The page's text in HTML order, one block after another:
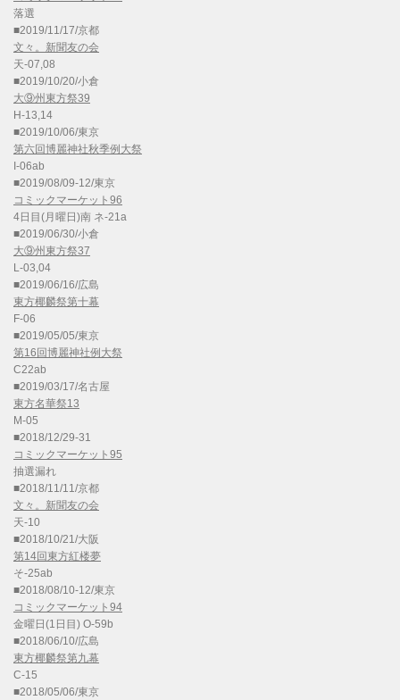
落選
■2019/11/17/京都
文々。新聞友の会
天-07,08
■2019/10/20/小倉
大⑨州東方祭39
H-13,14
■2019/10/06/東京
第六回博麗神社秋季例大祭
I-06ab
■2019/08/09-12/東京
コミックマーケット96
4日目(月曜日)南 ネ-21a
■2019/06/30/小倉
大⑨州東方祭37
L-03,04
■2019/06/16/広島
東方椰麟祭第十幕
F-06
■2019/05/05/東京
第16回博麗神社例大祭
C22ab
■2019/03/17/名古屋
東方名華祭13
M-05
■2018/12/29-31
コミックマーケット95
抽選漏れ
■2018/11/11/京都
文々。新聞友の会
天-10
■2018/10/21/大阪
第14回東方紅楼夢
そ-25ab
■2018/08/10-12/東京
コミックマーケット94
金曜日(1日目) O-59b
■2018/06/10/広島
東方椰麟祭第九幕
C-15
■2018/05/06/東京